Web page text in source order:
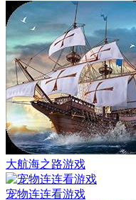
大航海之路游戏
宠物连连看游戏